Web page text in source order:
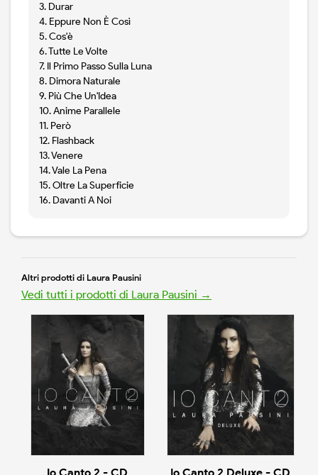
3. Durar
4. Eppure Non È Così
5. Cos'è
6. Tutte Le Volte
7. Il Primo Passo Sulla Luna
8. Dimora Naturale
9. Più Che Un'Idea
10. Anime Parallele
11. Però
12. Flashback
13. Venere
14. Vale La Pena
15. Oltre La Superficie
16. Davanti A Noi
Altri prodotti di Laura Pausini
Vedi tutti i prodotti di Laura Pausini →